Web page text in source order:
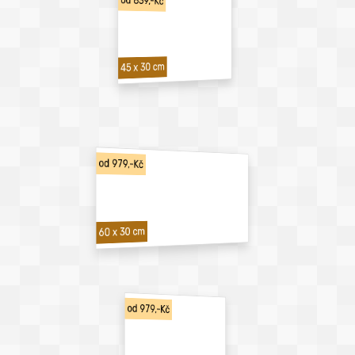
45 x 30 cm
od 979,-Kč
60 x 30 cm
od 979,-Kč